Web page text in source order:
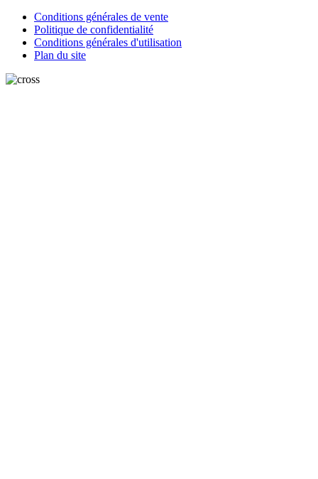
Conditions générales de vente
Politique de confidentialité
Conditions générales d'utilisation
Plan du site